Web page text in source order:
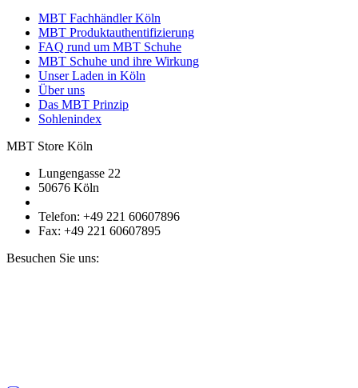
MBT Fachhändler Köln
MBT Produktauthentifizierung
FAQ rund um MBT Schuhe
MBT Schuhe und ihre Wirkung
Unser Laden in Köln
Über uns
Das MBT Prinzip
Sohlenindex
MBT Store Köln
Lungengasse 22
50676 Köln
Telefon: +49 221 60607896
Fax: +49 221 60607895
Besuchen Sie uns: